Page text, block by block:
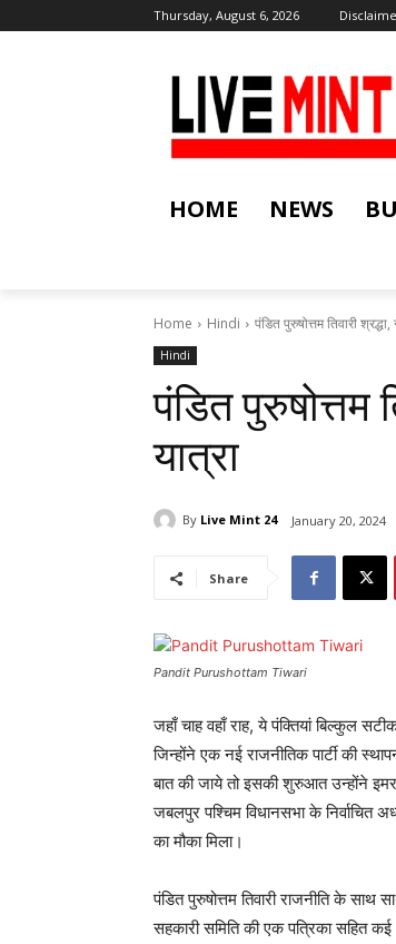
Thursday, August 6, 2026
HOME NEWS
Home Hindi पंडित पुरुषोत्तम तिवारी
Hindi
पंडित पुरुषोत्तम
यात्रा
By Live Mint 24 January 20, 2024
Share
Pandit Purushottam Tiwari
जहाँ चाह वहाँ राह, ये पंक्तियां बिल्कुल
जिन्होंने एक नई राजनीतिक पार्टी की
बात की जाये तो इसकी शुरुआत उन्होंने
जबलपुर पश्चिम विधानसभा के निर्वाचित
का मौका मिला।
पंडित पुरुषोत्तम तिवारी राजनीति के
सहकारी समिति की एक पत्रिका सहित